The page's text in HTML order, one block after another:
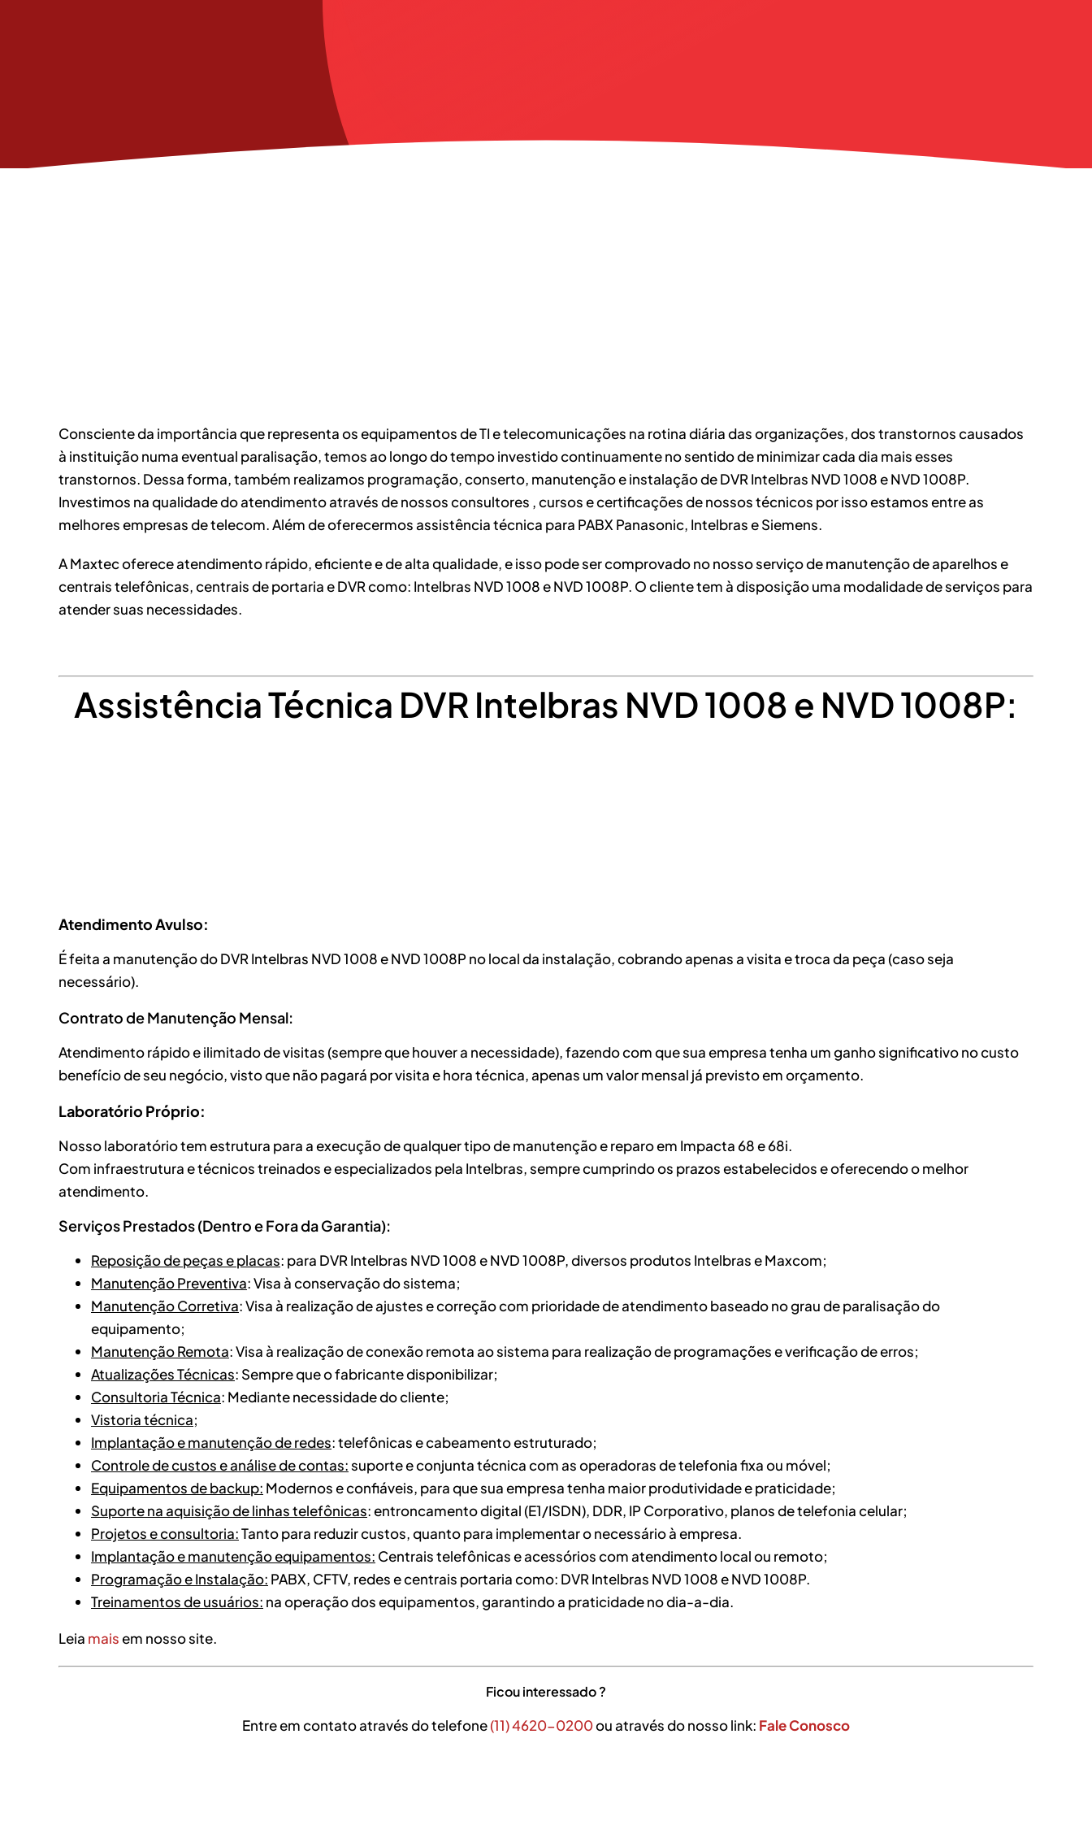
Consciente da importância que representa os equipamentos de TI e telecomunicações na rotina diária das organizações, dos transtornos causados
à instituição numa eventual paralisação, temos ao longo do tempo investido continuamente no sentido de minimizar cada dia mais esses
transtornos. Dessa forma, também realizamos programação, conserto, manutenção e instalação de DVR Intelbras NVD 1008 e NVD 1008P.
Investimos na qualidade do atendimento através de nossos consultores , cursos e certificações de nossos técnicos por isso estamos entre as
melhores empresas de telecom. Além de oferecermos assistência técnica para PABX Panasonic, Intelbras e Siemens.
A Maxtec oferece atendimento rápido, eficiente e de alta qualidade, e isso pode ser comprovado no nosso serviço de manutenção de aparelhos e
centrais telefônicas, centrais de portaria e DVR como: Intelbras NVD 1008 e NVD 1008P. O cliente tem à disposição uma modalidade de serviços para
atender suas necessidades.
Assistência Técnica DVR Intelbras NVD 1008 e NVD 1008P:
Atendimento Avulso:
É feita a manutenção do DVR Intelbras NVD 1008 e NVD 1008P no local da instalação, cobrando apenas a visita e troca da peça (caso seja
necessário).
Contrato de Manutenção Mensal:
Atendimento rápido e ilimitado de visitas (sempre que houver a necessidade), fazendo com que sua empresa tenha um ganho significativo no custo
benefício de seu negócio, visto que não pagará por visita e hora técnica, apenas um valor mensal já previsto em orçamento.
Laboratório Próprio:
Nosso laboratório tem estrutura para a execução de qualquer tipo de manutenção e reparo em Impacta 68 e 68i.
Com infraestrutura e técnicos treinados e especializados pela Intelbras, sempre cumprindo os prazos estabelecidos e oferecendo o melhor
atendimento.
Serviços Prestados (Dentro e Fora da Garantia):
Reposição de peças e placas: para DVR Intelbras NVD 1008 e NVD 1008P, diversos produtos Intelbras e Maxcom;
Manutenção Preventiva: Visa à conservação do sistema;
Manutenção Corretiva: Visa à realização de ajustes e correção com prioridade de atendimento baseado no grau de paralisação do
equipamento;
Manutenção Remota: Visa à realização de conexão remota ao sistema para realização de programações e verificação de erros;
Atualizações Técnicas: Sempre que o fabricante disponibilizar;
Consultoria Técnica: Mediante necessidade do cliente;
Vistoria técnica;
Implantação e manutenção de redes: telefônicas e cabeamento estruturado;
Controle de custos e análise de contas:suporte e conjunta técnica com as operadoras de telefonia fixa ou móvel;
Equipamentos de backup: Modernos e confiáveis, para que sua empresa tenha maior produtividade e praticidade;
Suporte na aquisição de linhas telefônicas: entroncamento digital (E1/ISDN), DDR, IP Corporativo, planos de telefonia celular;
Projetos e consultoria:Tanto para reduzir custos, quanto para implementar o necessário à empresa.
Implantação e manutenção equipamentos: Centrais telefônicas e acessórios com atendimento local ou remoto;
Programação e Instalação: PABX, CFTV, redes e centrais portaria como: DVR Intelbras NVD 1008 e NVD 1008P.
Treinamentos de usuários: na operação dos equipamentos, garantindo a praticidade no dia-a-dia.
Leia maisem nosso site.
Ficou interessado ?
Entre em contato através do telefone(11) 4620-0200ou através do nosso link: Fale Conosco